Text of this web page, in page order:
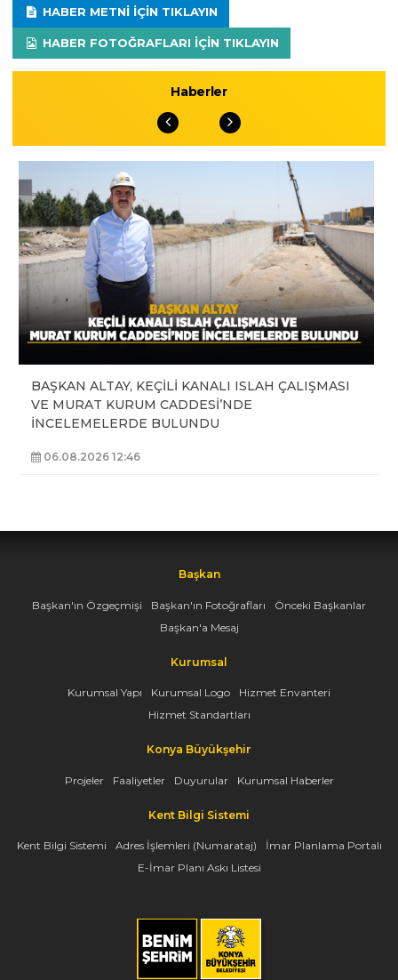
HABER METNI IÇIN TIKLAYIN
HABER FOTOĞRAFLARI IÇIN TIKLAYIN
Haberler
BAŞKAN ALTAY, KEÇİLİ KANALI ISLAH ÇALIŞMASI
VE MURAT KURUM CADDESİ’NDE
İNCELEMELERDE BULUNDU
06.08.2026 12:46
Başkan
Başkan'ın Özgeçmişi Başkan'ın Fotoğrafları
Önceki Başkanlar
Başkan'a Mesaj
Kurumsal
Kurumsal Yapı Kurumsal Logo
Hizmet Envanteri
Hizmet Standartları
Konya Büyükşehir
Projeler Faaliyetler Duyurular Kurumsal Haberler
Kent Bilgi Sistemi
Kent Bilgi Sistemi Adres İşlemleri (Numarataj)
İmar Planlama Portalı
E-İmar Planı Askı Listesi